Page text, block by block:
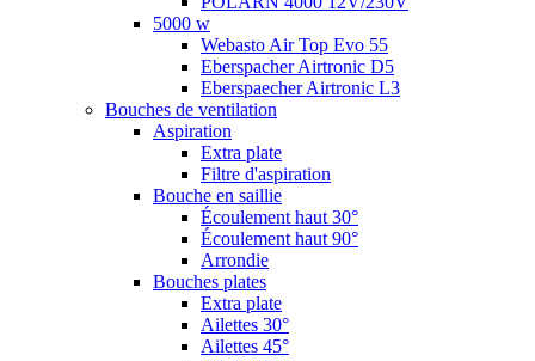
5000 w
Webasto Air Top Evo 55
Eberspacher Airtronic D5
Eberspaecher Airtronic L3
Bouches de ventilation
Aspiration
Extra plate
Filtre d'aspiration
Bouche en saillie
Écoulement haut 30°
Écoulement haut 90°
Arrondie
Bouches plates
Extra plate
Ailettes 30°
Ailettes 45°